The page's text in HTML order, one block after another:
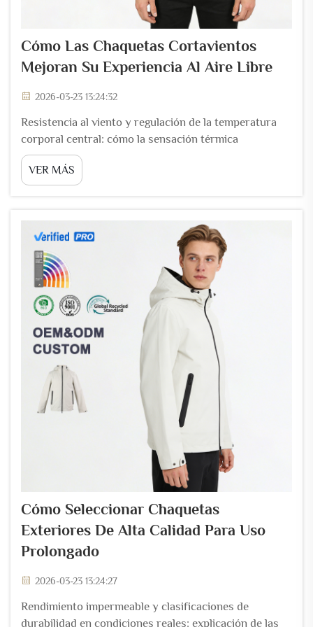
Cómo Las Chaquetas Cortavientos
Mejoran Su Experiencia Al Aire Libre
2026-03-23 13:24:32
Resistencia al viento y regulación de la temperatura
corporal central: cómo la sensación térmica
provocada por el viento acelera la pérdida de calor por
convección —y por qué las chaquetas cortavientos la
reducen. Cuando soplan vientos fríos, en realidad
calor, ya que alteran la fina capa...
VER MÁS
Cómo Seleccionar Chaquetas
Exteriores De Alta Calidad Para Uso
Prolongado
2026-03-23 13:24:27
Rendimiento impermeable y clasificaciones de
durabilidad en condiciones reales: explicación de las